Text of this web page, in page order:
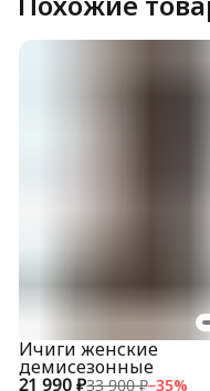
21 990 ₽33 900 ₽−35%
Ичиги женские
демисезонные